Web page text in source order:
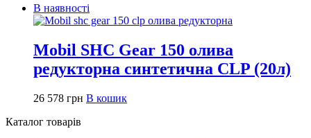
В наявності
Mobil SHC Gear 150 олива
редукторна синтетична CLP (20л)
26 578 грн В кошик
Каталог товарів